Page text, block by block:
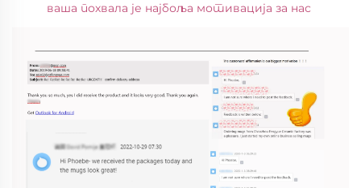
ваша похвала је најбоља мотивација за нас